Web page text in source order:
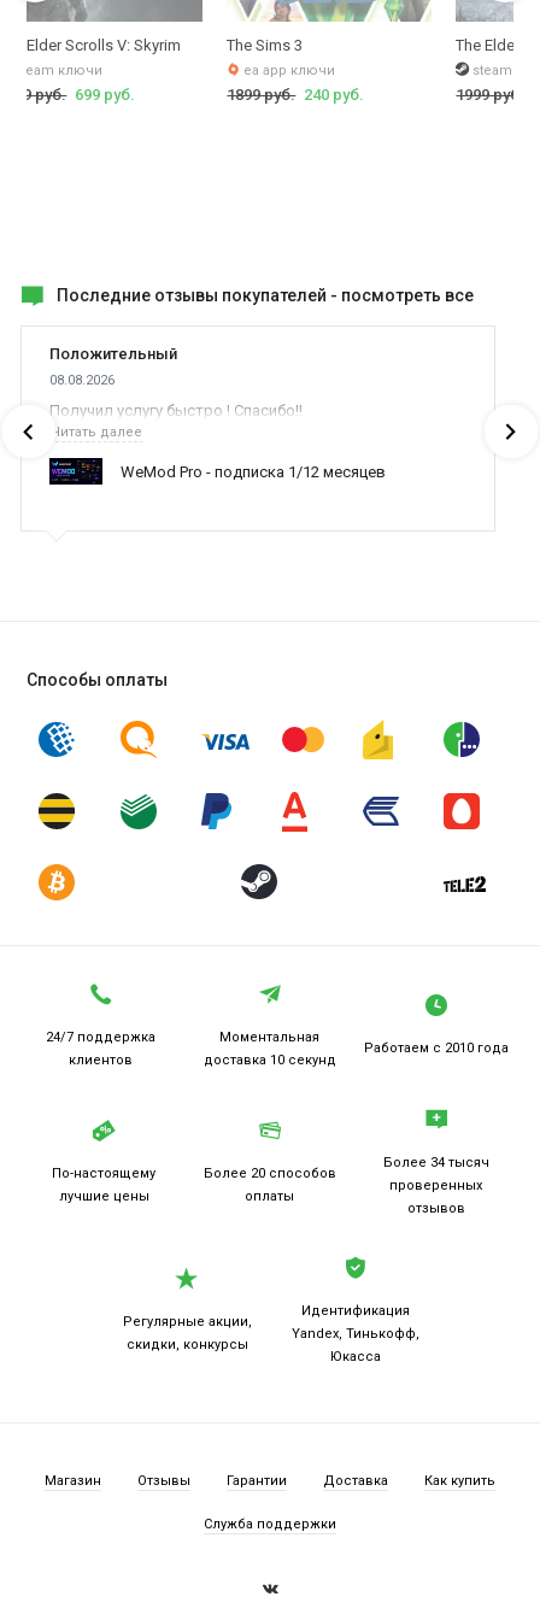
Elder Scrolls V: Skyrim
steam ключи
руб. 699 руб.
The Sims 3
ea app ключи
1899 руб. 240 руб.
The Elder
steam
1999 руб.
Последние отзывы покупателей - посмотреть все
Положительный
08.08.2026
Получил услугу быстро ! Спасибо!!
Читать далее
WeMod Pro - подписка 1/12 месяцев
Способы оплаты
24/7 поддержка
клиентов
Моментальная
доставка 10 секунд
Работаем с 2010 года
По-настоящему
лучшие цены
Более 20 способов
оплаты
Более 34 тысяч
проверенных
отзывов
Регулярные акции,
скидки, конкурсы
Идентификация
Yandex, Тинькофф,
Юкасса
Магазин Отзывы Гарантии Доставка Как купить
Служба поддержки